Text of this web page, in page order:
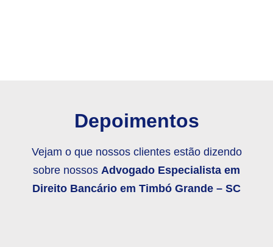
Depoimentos
Vejam o que nossos clientes estão dizendo
sobre nossos Advogado Especialista em
Direito Bancário em Timbó Grande – SC